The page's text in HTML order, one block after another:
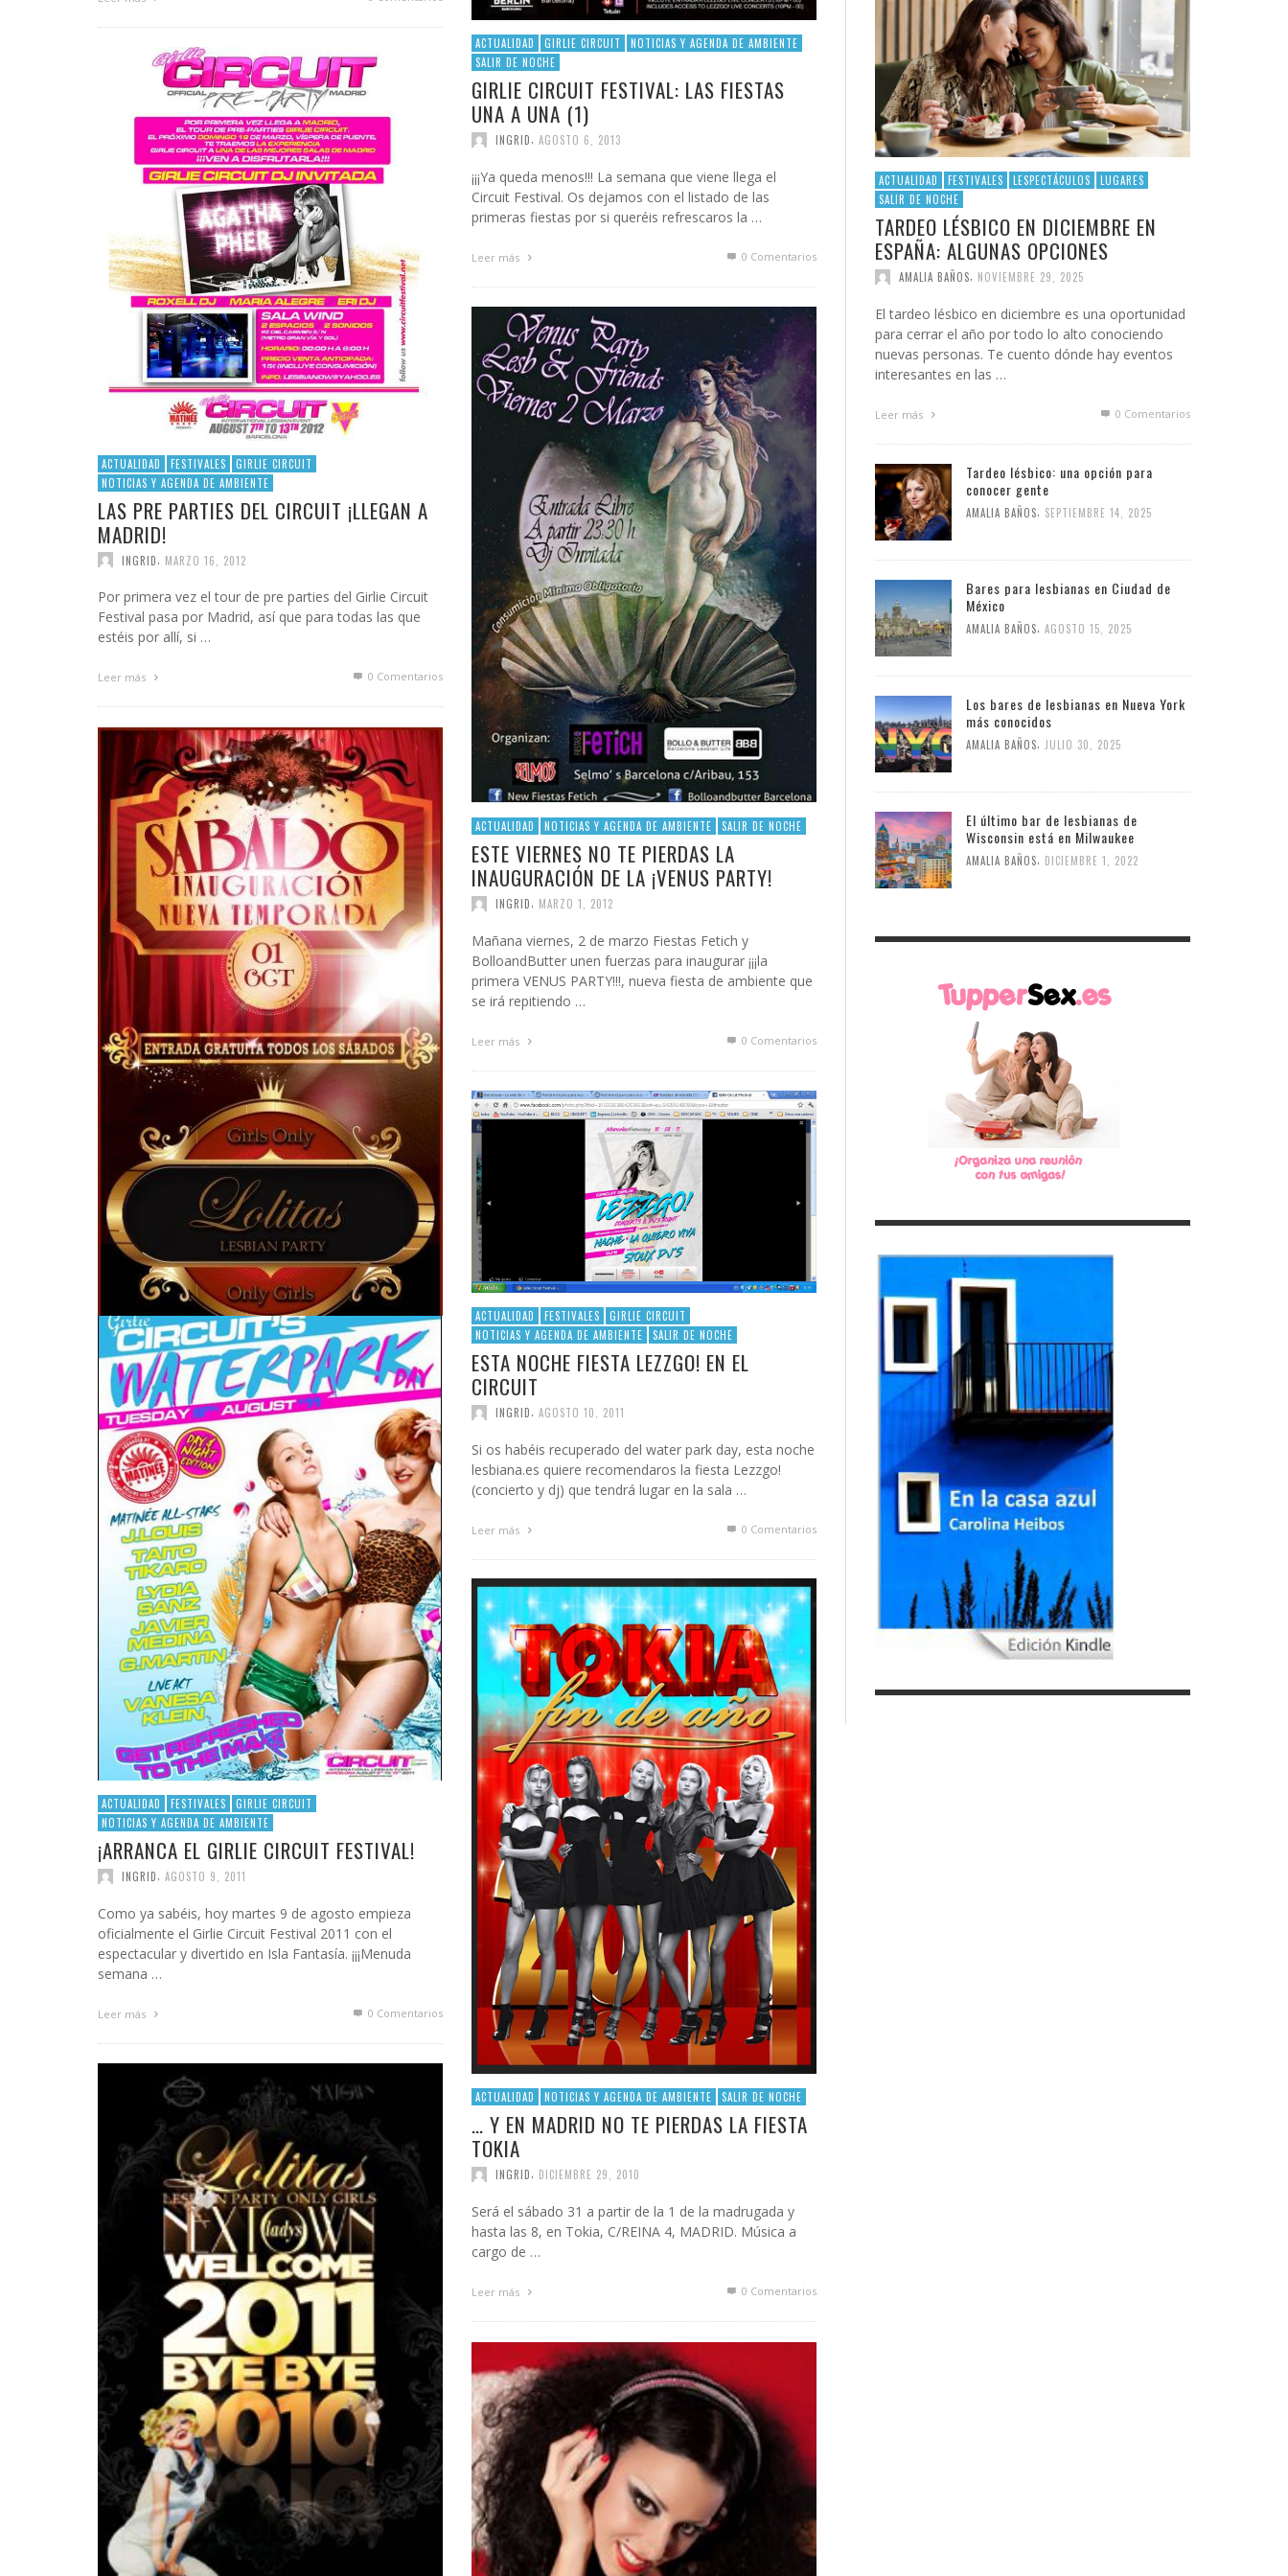
ACTUALIDAD GIRLIE CIRCUIT
NOTICIAS Y AGENDA DE AMBIENTE
SALIR DE NOCHE
GIRLIE CIRCUIT FESTIVAL: LAS FIESTAS
UNA A UNA (1)
INGRID AGOSTO 6, 2013
¡¡¡Ya queda menos!!! La semana que viene llega el
Circuit Festival. Os dejamos con el listado de las
primeras fiestas por si queréis refrescaros la …
Leer más 0 Comentarios
ACTUALIDAD FESTIVALES
GIRLIE CIRCUIT
NOTICIAS Y AGENDA DE AMBIENTE
LAS PRE PARTIES DEL CIRCUIT ¡LLEGAN A
MADRID!
INGRID MARZO 16, 2012
Por primera vez el tour de pre parties del Girlie Circuit
Festival pasa por Madrid, así que para todas las que
estéis por allí, si …
Leer más 0 Comentarios
ACTUALIDAD NOTICIAS Y AGENDA DE AMBIENTE SALIR DE NOCHE
ESTE VIERNES NO TE PIERDAS LA
INAUGURACIÓN DE LA ¡VENUS PARTY!
INGRID MARZO 1, 2012
Mañana viernes, 2 de marzo Fiestas Fetich y
BolloandButter unen fuerzas para inaugurar ¡¡¡la
primera VENUS PARTY!!!, nueva fiesta de ambiente que
se irá repitiendo …
Leer más 0 Comentarios
ACTUALIDAD NOTICIAS Y AGENDA DE AMBIENTE SALIR DE NOCHE
LOLITAS VUELVE HOY SÁBADO
INGRID, OCTUBRE 8, 2011
Desde el pasado 1 de octubre Lolitas vuelve a la noche
de Barcelona con el mejor ambiente, la mejor música y
con la entrada gratis. …
Leer más 0 Comentarios
ACTUALIDAD FESTIVALES
GIRLIE CIRCUIT
NOTICIAS Y AGENDA DE AMBIENTE
SALIR DE NOCHE
ESTA NOCHE FIESTA LEZZGO! EN EL
CIRCUIT
INGRID AGOSTO 10, 2011
Si os habéis recuperado del water park day, esta noche
lesbiana.es quiere recomendaros la fiesta Lezzgo!
(concierto y dj) que tendrá lugar en la sala …
Leer más 0 Comentarios
ACTUALIDAD FESTIVALES
GIRLIE CIRCUIT
NOTICIAS Y AGENDA DE AMBIENTE
¡ARRANCA EL GIRLIE CIRCUIT FESTIVAL!
INGRID, AGOSTO 9, 2011
Como ya sabéis, hoy martes 9 de agosto empieza
oficialmente el Girlie Circuit Festival 2011 con el
espectacular y divertido en Isla Fantasía. ¡¡¡Menuda
semana …
Leer más 0 Comentarios
ACTUALIDAD NOTICIAS Y AGENDA DE AMBIENTE SALIR DE NOCHE
… Y EN MADRID NO TE PIERDAS LA FIESTA
TOKIA
INGRID, DICIEMBRE 29, 2010
Será el sábado 31 a partir de la 1 de la madrugada y
hasta las 8, en Tokia, C/REINA 4, MADRID. Música a
cargo de …
Leer más 0 Comentarios
ACTUALIDAD FESTIVALES LESPECTÁCULOS
LUGARES
SALIR DE NOCHE
TARDEO LÉSBICO EN DICIEMBRE EN
ESPAÑA: ALGUNAS OPCIONES
AMALIA BAÑOS, NOVIEMBRE 29, 2025
El tardeo lésbico en diciembre es una oportunidad
para cerrar el año por todo lo alto conociendo
nuevas personas. Te cuento dónde hay eventos
interesantes en las …
Leer más 0 Comentarios
Tardeo lésbico: una opción para
conocer gente
AMALIA BAÑOS SEPTIEMBRE 14, 2025
Bares para lesbianas en Ciudad de
México
AMALIA BAÑOS AGOSTO 15, 2025
Los bares de lesbianas en Nueva York
más conocidos
AMALIA BAÑOS JULIO 30, 2025
El último bar de lesbianas de
Wisconsin está en Milwaukee
AMALIA BAÑOS DICIEMBRE 1, 2022